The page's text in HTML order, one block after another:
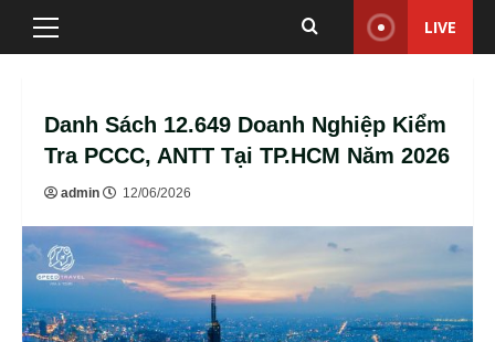
Skip
Primary
LIVE
Danh Sách 12.649 Doanh Nghiệp Kiểm
Tra PCCC, ANTT Tại TP.HCM Năm 2026
admin 12/06/2026